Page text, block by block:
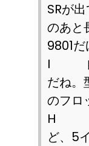
SRが
のあと
9801だ
I 自
だね。
のフロ
H 私
ど、 5